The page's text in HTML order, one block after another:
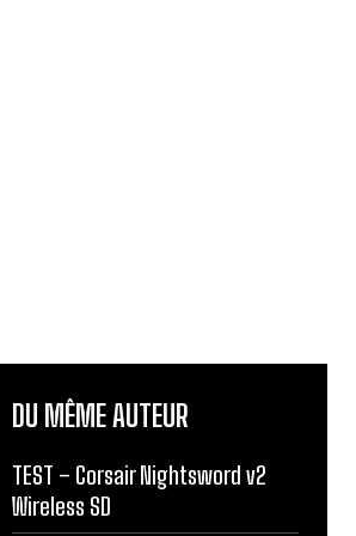
DU MÊME AUTEUR
TEST – Corsair Nightsword v2
Wireless SD